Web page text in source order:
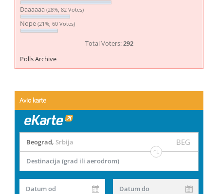
Daaaaaa (28%, 82 Votes)
Nope (21%, 60 Votes)
Total Voters:292
Polls Archive
Avio karte
Beograd, Srbija BEG
Destinacija (grad ili aerodrom)
Datum od Datum do